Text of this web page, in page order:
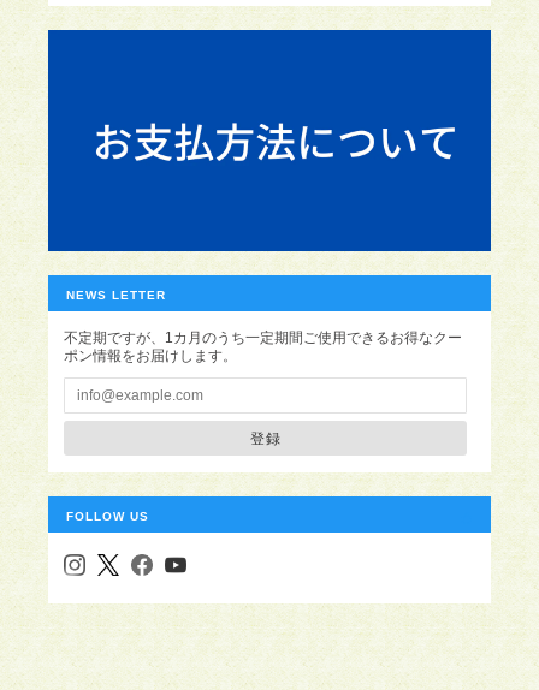
NEWS LETTER
不定期ですが、1カ月のうち一定期間ご使用できるお得なクー
ポン情報をお届けします。
登録
FOLLOW US